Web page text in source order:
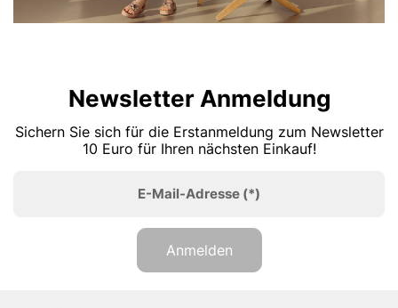
Newsletter Anmeldung
Sichern Sie sich für die Erstanmeldung zum Newsletter
10 Euro für Ihren nächsten Einkauf!
E-Mail-Adresse (*)
Anmelden